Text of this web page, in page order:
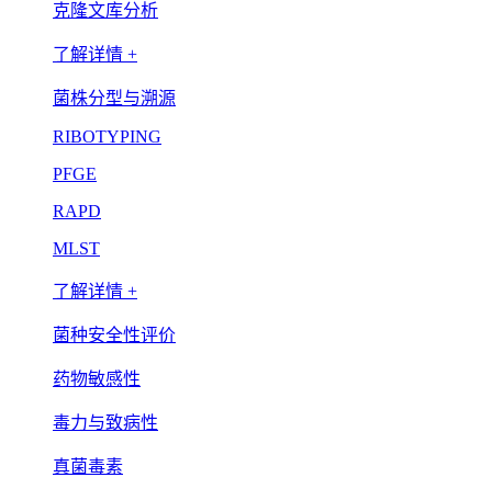
克隆文库分析
了解详情 +
菌株分型与溯源
RIBOTYPING
PFGE
RAPD
MLST
了解详情 +
菌种安全性评价
药物敏感性
毒力与致病性
真菌毒素